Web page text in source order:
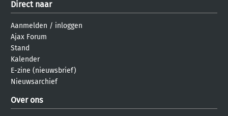
Direct naar
Aanmelden / inloggen
Ajax Forum
Stand
Kalender
E-zine (nieuwsbrief)
Nieuwsarchief
Over ons